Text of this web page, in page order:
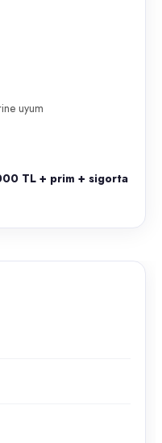
uyum
TL + prim + sigorta